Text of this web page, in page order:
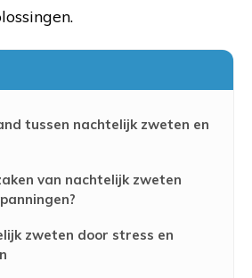
tussen nachtelijk zweten en
van nachtelijk zweten
zweten door stress en